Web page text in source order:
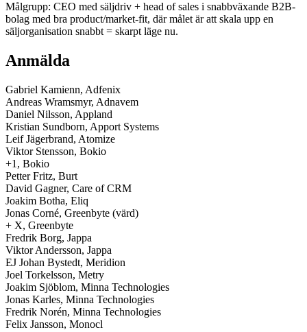
Målgrupp: CEO med säljdriv + head of sales i snabbväxande B2B-
bolag med bra product/market-fit, där målet är att skala upp en
säljorganisation snabbt = skarpt läge nu.
Anmälda
Gabriel Kamienn, Adfenix
Andreas Wramsmyr, Adnavem
Daniel Nilsson, Appland
Kristian Sundborn, Apport Systems
Leif Jägerbrand, Atomize
Viktor Stensson, Bokio
+1, Bokio
Petter Fritz, Burt
David Gagner, Care of CRM
Joakim Botha, Eliq
Jonas Corné, Greenbyte (värd)
+ X, Greenbyte
Fredrik Borg, Jappa
Viktor Andersson, Jappa
EJ Johan Bystedt, Meridion
Joel Torkelsson, Metry
Joakim Sjöblom, Minna Technologies
Jonas Karles, Minna Technologies
Fredrik Norén, Minna Technologies
Felix Jansson, Monocl